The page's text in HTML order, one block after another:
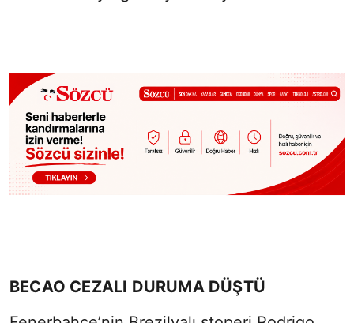
BECAO CEZALI DURUMA DÜŞTÜ